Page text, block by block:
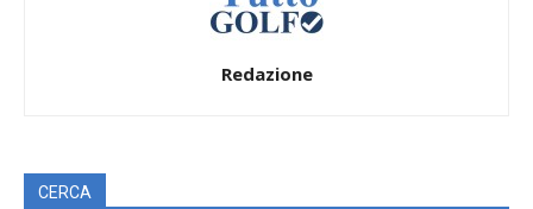
Redazione
CERCA